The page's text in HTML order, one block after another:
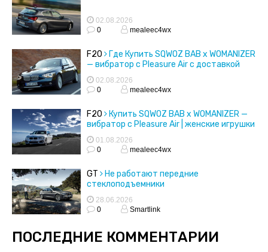
02.08.2026
0
mealeec4wx
F20
Где Купить SQWOZ BAB x WOMANIZER
— вибратор с Pleasure Air с доставкой
02.08.2026
0
mealeec4wx
F20
Купить SQWOZ BAB x WOMANIZER —
вибратор с Pleasure Air | женские игрушки
01.08.2026
0
mealeec4wx
GT
Не работают передние
стеклоподъемники
28.06.2026
0
Smartlink
ПОСЛЕДНИЕ КОММЕНТАРИИ